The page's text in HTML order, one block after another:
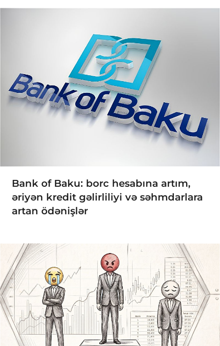
Bank of Baku: borc hesabına artım,
əriyən kredit gəlirliliyi və səhmdarlara
artan ödənişlər